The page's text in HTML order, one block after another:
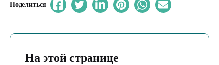
Поделиться
На этой странице